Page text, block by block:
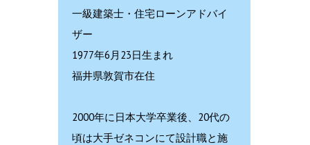
一級建築士・住宅ローンアドバイ
ザー
1977年6月23日生まれ
福井県敦賀市在住
2000年に日本大学卒業後、20代の
頃は大手ゼネコンにて設計職と施